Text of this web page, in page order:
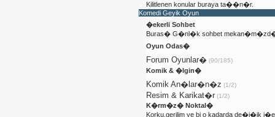
Kilitlenen konular buraya ta��n�r.
Komedi Geyik Oyun
�ekerli Sohbet
Buras� G�nl�k sohbet
Oyun Odas�
Forum Oyunlar�(90/185)
Komik & �lgin�
Komik An�lar�n�z (1/2)
Resim & Karikat�r(1/2)
K�rm�z� Noktal�
Korku,gerilim ve bi o kadarda de�i�ik